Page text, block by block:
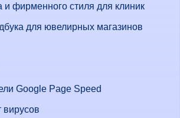
и фирменного стиля для клиник
для ювелирных магазинов
Google Page Speed
вирусов